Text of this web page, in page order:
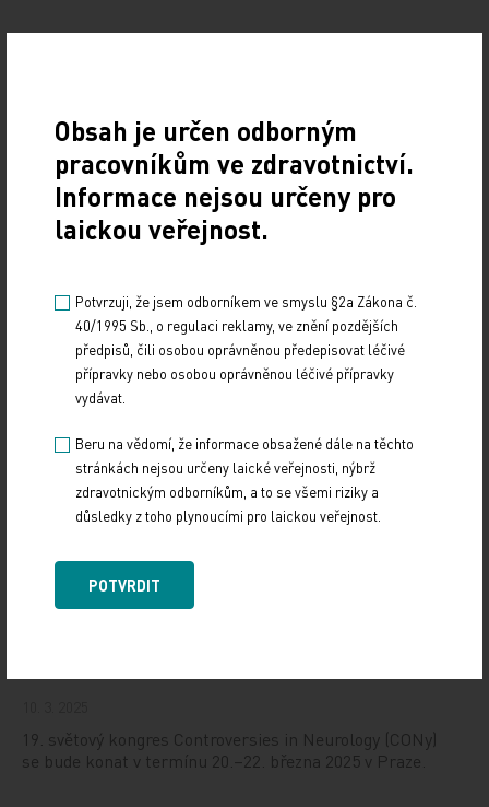
Zdroj: ČTK
Sdílejte článek
19. světový kongres Controversies in Neurology (CONy)
se bude konat v termínu 20.–22. března 2025 v Praze.
Obsah je určen odborným
pracovníkům ve zdravotnictví.
Informace nejsou určeny pro
laickou veřejnost.
Potvrzuji, že jsem odborníkem ve smyslu §2a Zákona č.
40/1995 Sb., o regulaci reklamy, ve znění pozdějších
předpisů, čili osobou oprávněnou předepisovat léčivé
přípravky nebo osobou oprávněnou léčivé přípravky
vydávat.
Beru na vědomí, že informace obsažené dále na těchto
stránkách nejsou určeny laické veřejnosti, nýbrž
zdravotnickým odborníkům, a to se všemi riziky a
důsledky z toho plynoucími pro laickou veřejnost.
POTVRDIT